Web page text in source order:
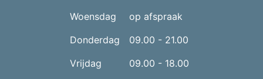
Woensdag
op afspraak
Donderdag
09.00 - 21.00
Vrijdag
09.00 - 18.00